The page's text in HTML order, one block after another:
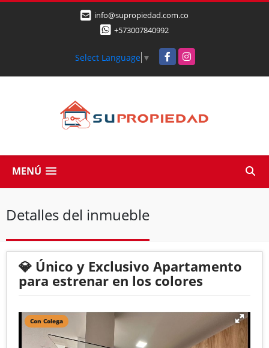
info@supropiedad.com.co
+573007840992
Select Language ▼ FacebookInstagram
MENÚ
Detalles del inmueble
💎 Único y Exclusivo Apartamento
para estrenar en los colores
Con Colega